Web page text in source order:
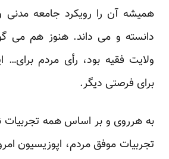
همیشه آن را رویکرد جامعه مدنی
دانسته و می داند. هنوز هم می
ولایت فقیه بود، رأی مردم برای…
برای فرصتی دیگر.
به هرروی و بر اساس همه تجربیات
تجربیات موفق مردم، اپوزیسیون